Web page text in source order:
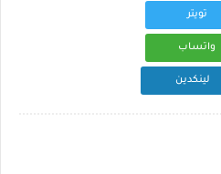
تويتر
واتساب
لينكدين